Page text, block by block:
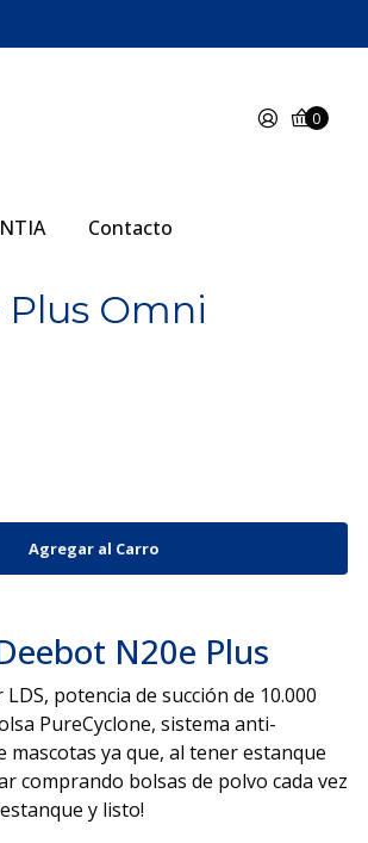
0
Contacto
Plus Omni
N20e Plus
potencia de succión de 10.000
PureCyclone, sistema anti-
mascotas ya que, al tener estanque
comprando bolsas de polvo cada vez
y listo!